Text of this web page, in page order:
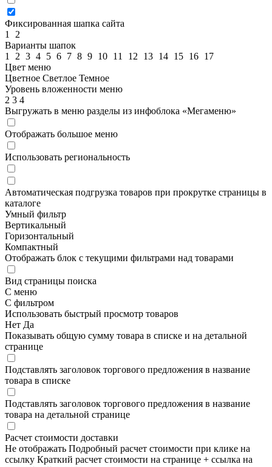
Фиксированная шапка сайта
1
2
Варианты шапок
1
2 3 4 5 6 7 8 9 10 11 12 13 14 15 16 17
Цвет меню
Цветное Светлое Темное
Уровень вложенности меню
2 3 4
Выгружать в меню разделы из инфоблока «Мегаменю»
Отображать большое меню
Использовать региональность
Автоматическая подгрузка товаров при прокрутке страницы в
каталоге
Умный фильтр
Вертикальный
Горизонтальный
Компактный
Отображать блок с текущими фильтрами над товарами
Вид страницы поиска
С меню
С фильтром
Использовать быстрый просмотр товаров
Нет Да
Показывать общую сумму товара в списке и на детальной
странице
Подставлять заголовок торгового предложения в название
товара в списке
Подставлять заголовок торгового предложения в название
товара на детальной странице
Расчет стоимости доставки
Не отображать Подробный расчет стоимости при клике на
ссылку Краткий расчет стоимости на странице + ссылка на